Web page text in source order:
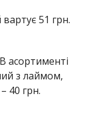
51 грн.
асортименті
з лаймом,
40 грн.